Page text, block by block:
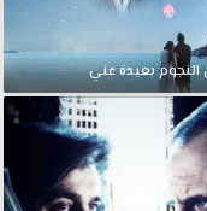
بعيدة عني